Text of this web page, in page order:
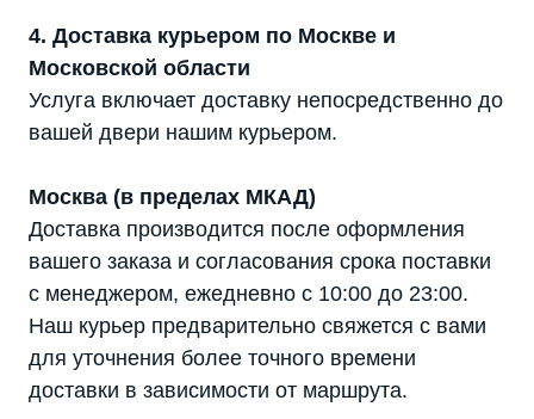
4. Доставка курьером по Москве и
Московской области
Услуга включает доставку непосредственно до
вашей двери нашим курьером.
Москва (в пределах МКАД)
Доставка производится после оформления
вашего заказа и согласования срока поставки
с менеджером, ежедневно с 10:00 до 23:00.
Наш курьер предварительно свяжется с вами
для уточнения более точного времени
доставки в зависимости от маршрута.